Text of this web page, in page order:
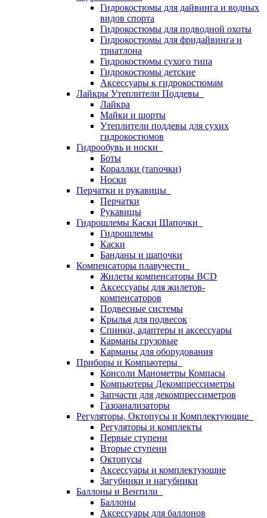
Гидрокостюмы для дайвинга и водных
видов спорта
Гидрокостюмы для подводной охоты
Гидрокостюмы для фридайвинга и
триатлона
Гидрокостюмы сухого типа
Гидрокостюмы детские
Аксессуары к гидрокостюмам
Лайкры Утеплители Поддевы
Лайкра
Майки и шорты
Утеплители поддевы для сухих
гидрокостюмов
Гидрообувь и носки
Боты
Кораллки (тапочки)
Носки
Перчатки и рукавицы
Перчатки
Рукавицы
Гидрошлемы Каски Шапочки
Гидрошлемы
Каски
Банданы и шапочки
Компенсаторы плавучести
Жилеты компенсаторы BCD
Аксессуары для жилетов-
компенсаторов
Подвесные системы
Крылья для подвесок
Спинки, адаптеры и аксессуары
Карманы грузовые
Карманы для оборудования
Приборы и Компьютеры
Консоли Манометры Компасы
Компьютеры Декомпрессиметры
Запчасти для декомпрессиметров
Газоанализаторы
Регуляторы, Октопусы и Комплектующие
Регуляторы и комплекты
Первые ступени
Вторые ступени
Октопусы
Аксессуары и комплектующие
Загубники и нагубники
Баллоны и Вентили
Баллоны
Аксессуары для баллонов